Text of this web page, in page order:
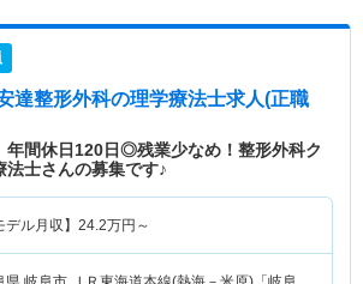
達整形外科の理学療法士求人(正職
年間休日120日◎残業少なめ！整形外科ク
法士さんの募集です♪
デル月収】 24.2万円～